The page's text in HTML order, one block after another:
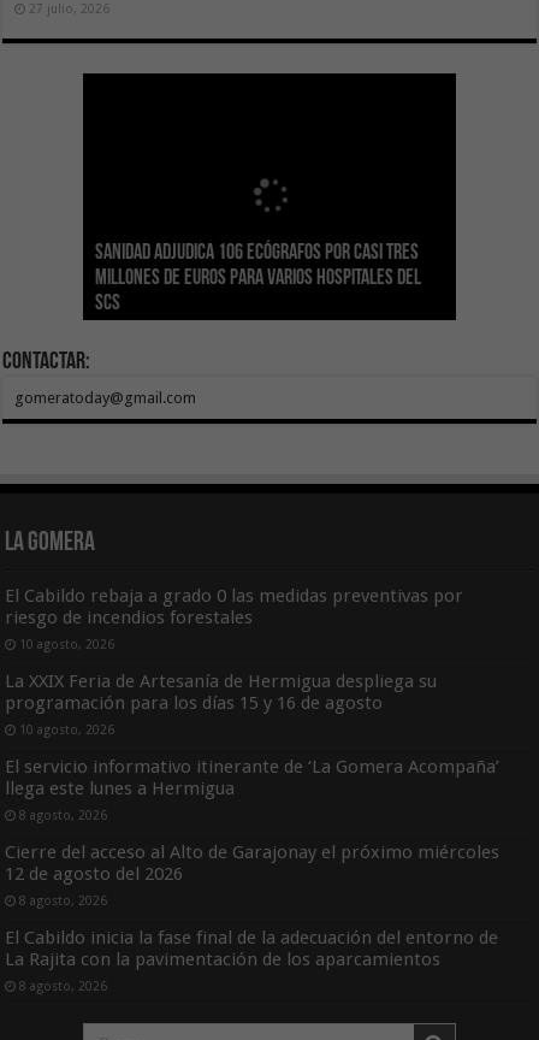
27 julio, 2026
Sanidad adjudica 106 ecógrafos por casi tres
millones de euros para varios hospitales del
SCS
Gesplan logra la máxima puntuación en el
Índice de Transparencia de Canarias por cuarto
año consecutivo
El Gobierno canario concede ayudas del
POSEICAN-Pesca al sector por valor de 7,09 M€
tras aumentar las cuantías
Transición Ecológica coordina con Ashotel su
adhesión a la Red de Refugios Climáticos de
Canarias
Visocan incorpora 170 pisos a su parque de
vivienda protegida en régimen de alquiler
asequible de Tenerife
Sanidad refuerza la capacidad diagnóstica de
los centros de salud con el impulso de la
ecografía clínica
Contactar:
gomeratoday@gmail.com
La Gomera
El Cabildo rebaja a grado 0 las medidas preventivas por
riesgo de incendios forestales
10 agosto, 2026
La XXIX Feria de Artesanía de Hermigua despliega su
programación para los días 15 y 16 de agosto
10 agosto, 2026
El servicio informativo itinerante de ‘La Gomera Acompaña’
llega este lunes a Hermigua
8 agosto, 2026
Cierre del acceso al Alto de Garajonay el próximo miércoles
12 de agosto del 2026
8 agosto, 2026
El Cabildo inicia la fase final de la adecuación del entorno de
La Rajita con la pavimentación de los aparcamientos
8 agosto, 2026